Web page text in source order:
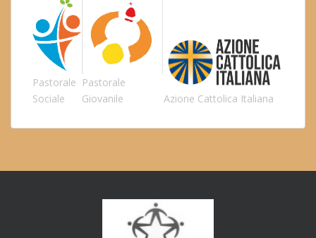
Pastorale
Sociale
Pastorale
Giovanile
Azione Cattolica Italiana